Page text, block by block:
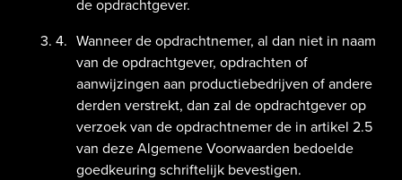
de opdrachtgever.
Wanneer de opdrachtnemer, al dan niet in naam
van de opdrachtgever, opdrachten of
aanwijzingen aan productiebedrijven of andere
derden verstrekt, dan zal de opdrachtgever op
verzoek van de opdrachtnemer de in artikel 2.5
van deze Algemene Voorwaarden bedoelde
goedkeuring schriftelijk bevestigen.